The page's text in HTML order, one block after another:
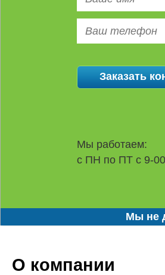
Мы работаем:
с ПН по ПТ с 9-
Мы не
О компании